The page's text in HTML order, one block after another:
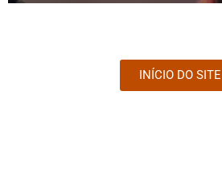
INÍCIO DO SITE